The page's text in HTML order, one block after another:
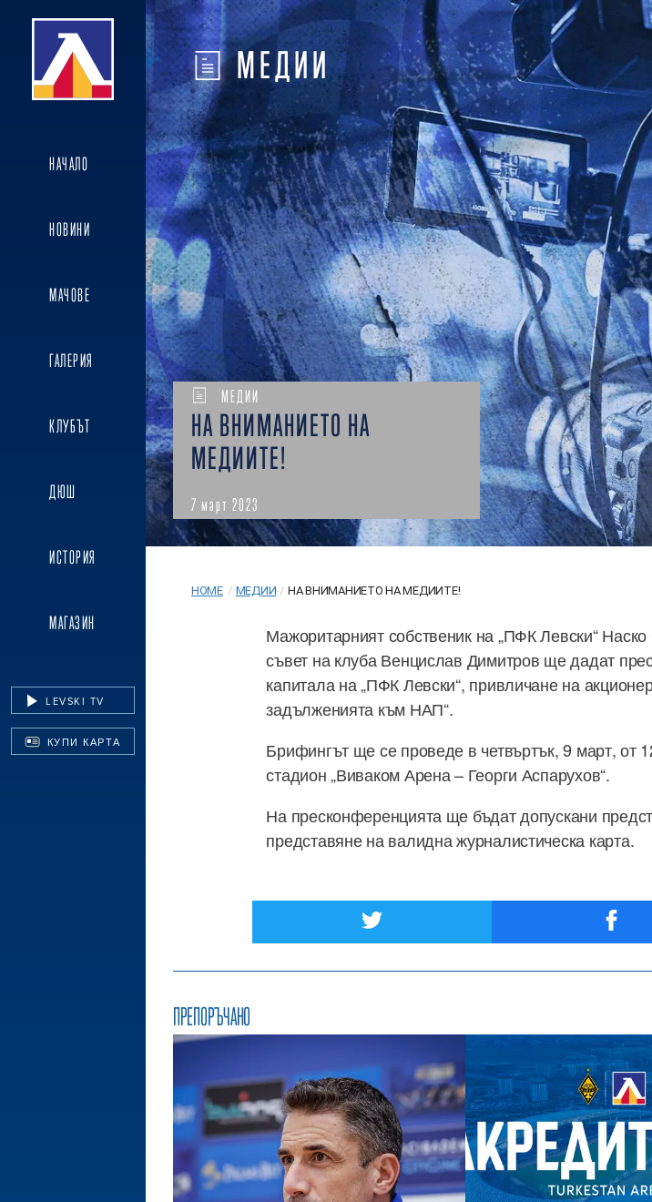
НАЧАЛО
НОВИНИ
МАЧОВЕ
ГАЛЕРИЯ
КЛУБЪТ
ДЮШ
ИСТОРИЯ
МАГАЗИН
LEVSKI TV
КУПИ КАРТА
МЕДИИ
МЕДИИ
НА ВНИМАНИЕТО НА
МЕДИИТЕ!
7 март 2023
HOME / МЕДИИ / НА ВНИМАНИЕТО НА МЕДИИТЕ!
Мажоритарният собственик на „ПФК Левски“
съвет на клуба Венцислав Димитров ще дадат
капитала на „ПФК Левски“, привличане на
задълженията към НАП“.
Брифингът ще се проведе в четвъртък, 9 март, от
стадион „Виваком Арена – Георги Аспарухов“.
На пресконференцията ще бъдат допускани
представяне на валидна журналистическа карта.
ПРЕПОРЪЧАНО